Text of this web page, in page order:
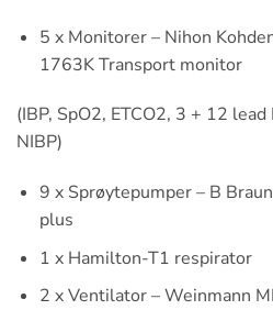
5 x Monitorer – Nihon
1763K Transport monitor
(IBP, SpO2, ETCO2, 3 + 12
NIBP)
9 x Sprøytepumper – B
plus
1 x Hamilton-T1 respirator
2 x Ventilator – Weinmann